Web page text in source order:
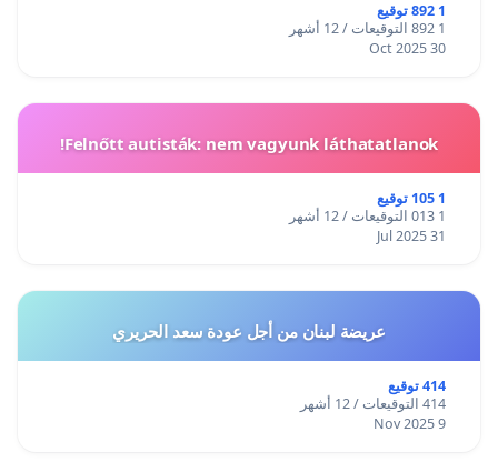
1 892 توقيع
1 892 التوقيعات / 12 أشهر
30 Oct 2025
Felnőtt autisták: nem vagyunk láthatatlanok!
1 105 توقيع
1 013 التوقيعات / 12 أشهر
31 Jul 2025
عريضة لبنان من أجل عودة سعد الحريري
414 توقيع
414 التوقيعات / 12 أشهر
9 Nov 2025